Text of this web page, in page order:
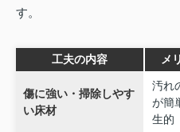
す。
工夫の内容 メ
傷に強い・掃除しやす
い床材
汚れ
が簡
生的